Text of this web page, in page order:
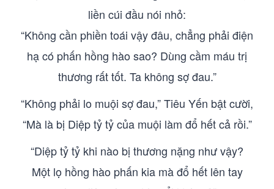
liền cúi đầu nói nhỏ:
“Không cần phiền toái vậy đâu, chẳng phải điện
hạ có phấn hồng hào sao? Dùng cầm máu trị
thương rất tốt. Ta không sợ đau.”
“Không phải lo muội sợ đau,” Tiêu Yến bật cười,
“Mà là bị Diệp tỷ tỷ của muội làm đổ hết cả rồi.”
“Diệp tỷ tỷ khi nào bị thương nặng như vậy?
Một lọ hồng hào phấn kia mà đổ hết lên tay